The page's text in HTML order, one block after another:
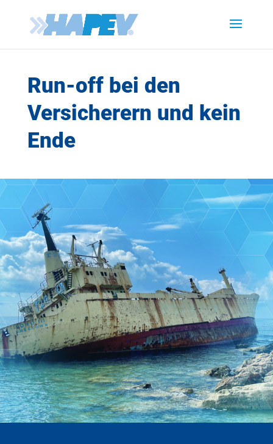
Run-off bei den
Versicherern und kein
Ende